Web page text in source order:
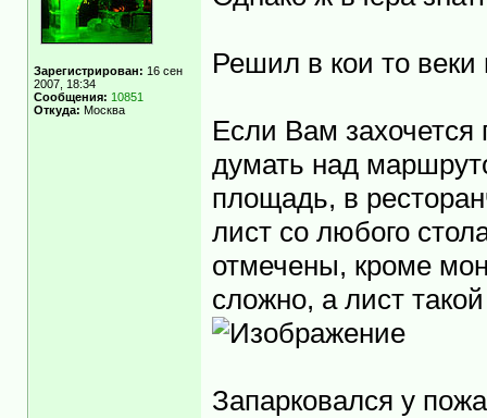
Зарегистрирован: 16 сен
2007, 18:34
Сообщения: 10851
Откуда: Москва
Решил в кои то веки
Если Вам захочется
думать над
площадь, в
лист со любого
отмечены, кроме
сложно, а лист
Запарковался у